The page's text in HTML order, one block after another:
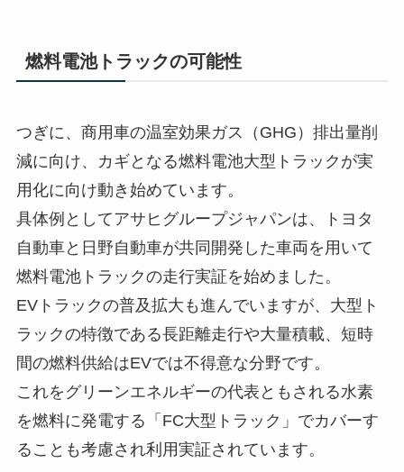
燃料電池トラックの可能性
つぎに、商用車の温室効果ガス（GHG）排出量削
減に向け、カギとなる燃料電池大型トラックが実
用化に向け動き始めています。
具体例としてアサヒグループジャパンは、トヨタ
自動車と日野自動車が共同開発した車両を用いて
燃料電池トラックの走行実証を始めました。
EVトラックの普及拡大も進んでいますが、大型ト
ラックの特徴である長距離走行や大量積載、短時
間の燃料供給はEVでは不得意な分野です。
これをグリーンエネルギーの代表ともされる水素
を燃料に発電する「FC大型トラック」でカバーす
ることも考慮され利用実証されています。